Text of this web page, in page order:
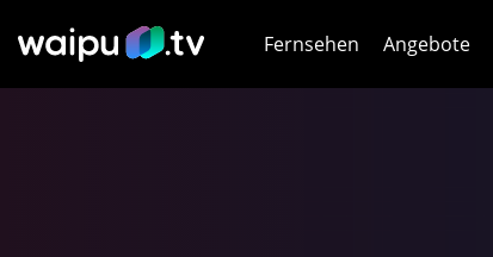
Fernsehen Angebote